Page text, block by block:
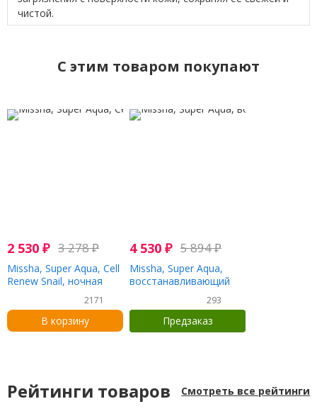
чистой.
C этим товаром покупают
2 530 ₽ 3 278₽
Missha, Super Aqua, Cell
Renew Snail, ночная
маска, 110 мл (3,7 жидк.
унции)
2171
В корзину
4 530 ₽ 5 894₽
Missha, Super Aqua,
восстанавливающий
крем с экстрактом
секрета улитки для
обновления клеток
кожи, 52 мл (1,75 жидк.
293
Предзаказ
Рейтинги товаров Смотреть все рейтинги